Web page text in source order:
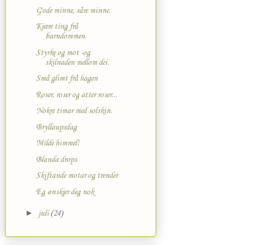
Gode minne, såre minne.
Kjære ting frå
barndommen.
Styrke og mot -og
skilnaden mellom dei.
Små glimt frå hagen
Roser, roser og atter roser...
Nokre timar med solskin.
Bryllaupsdag
Milde himmel!
Blanda drops
Skiftande motar og trender
Eg ønskjer deg nok
► juli (24)